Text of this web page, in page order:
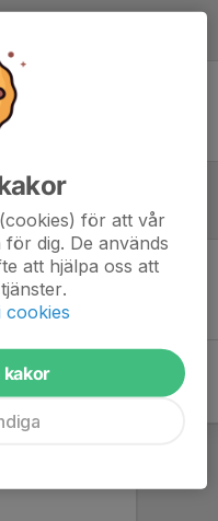
ifylld
för att vår
dig. De används
att hjälpa oss att
cookies
kakor